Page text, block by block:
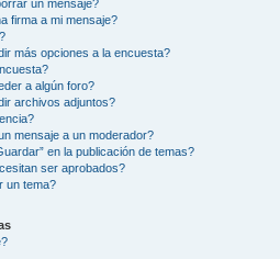
un mensaje?
firma a mi mensaje?
más opciones a la encuesta?
a algún foro?
archivos adjuntos?
mensaje a un moderador?
en la publicación de temas?
ser aprobados?
un tema?